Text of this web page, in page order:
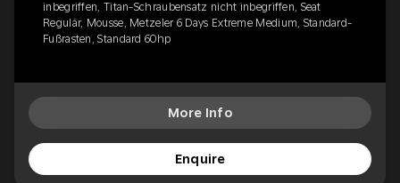
inbegriffen, Titan-Schraubensatz nicht inbegriffen, Seat
Regulär, Mousse, Metzeler 6 Days Extreme Medium, Standard-
Fußrasten, Standard 60hp
More Info
Enquire